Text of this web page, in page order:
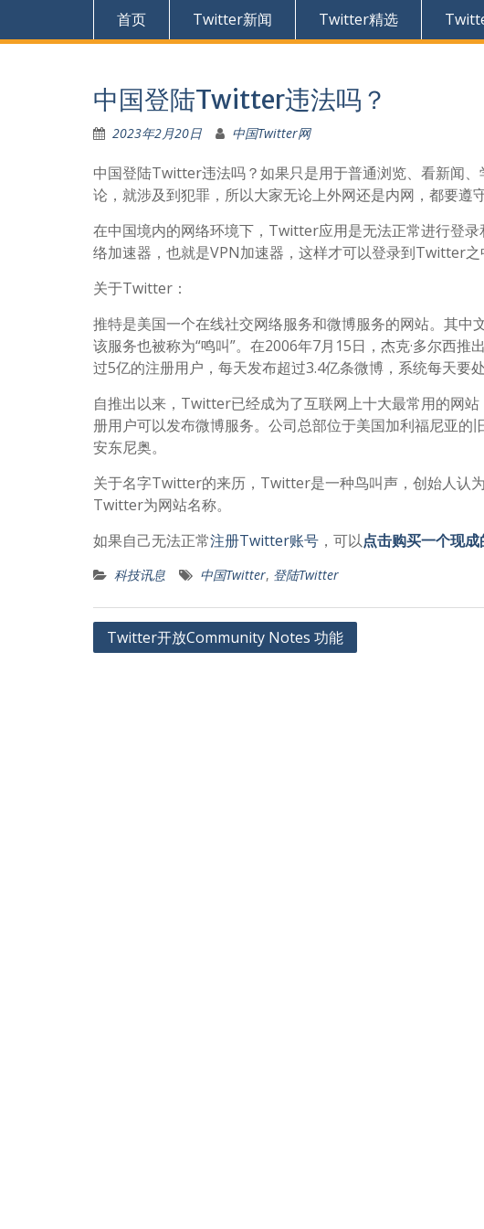
首页 Twitter新闻 Twitter精选
中国登陆Twitter违法吗？
2023年2月20日 中国Twitter网
中国登陆Twitter违法吗？如果只是用于普通浏览、看新闻
论，就涉及到犯罪，所以大家无论上外网还是内网，都要遵守
在中国境内的网络环境下，Twitter应用是无法正常进行登
络加速器，也就是VPN加速器，这样才可以登录到Twitter之
关于Twitter：
推特是美国一个在线社交网络服务和微博服务的网站。其中
该服务也被称为“鸣叫”。在2006年7月15日，杰克·多尔西
过5亿的注册用户，每天发布超过3.4亿条微博，系统每天要
自推出以来，Twitter已经成为了互联网上十大最常用的网
册用户可以发布微博服务。公司总部位于美国加利福尼亚
安东尼奥。
关于名字Twitter的来历，Twitter是一种鸟叫声，创始人认
Twitter为网站名称。
如果自己无法正常注册Twitter账号 ，可以点击购买一个现
科技讯息 中国Twitter, 登陆Twitter
文Twitter开放Community Notes 功能